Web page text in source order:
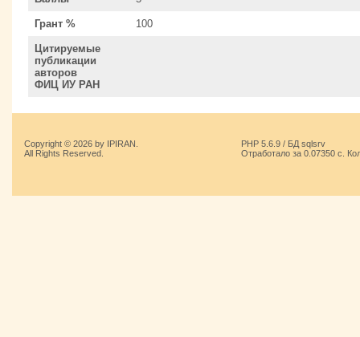
Грант % 100
Цитируемые
публикации
авторов
ФИЦ ИУ РАН
Copyright © 2026 by IPIRAN.
All Rights Reserved.
PHP 5.6.9 / БД sqlsrv
Отработало за 0.07350 с.